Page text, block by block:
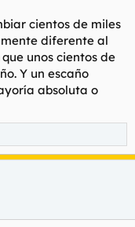
cientos de miles
diferente al
unos cientos de
Y un escaño
absoluta o